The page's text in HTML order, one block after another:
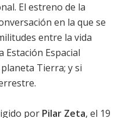
El estreno de la
en la que se
entre la vida
Estación Espacial
Tierra; y si
por Pilar Zeta, el 19